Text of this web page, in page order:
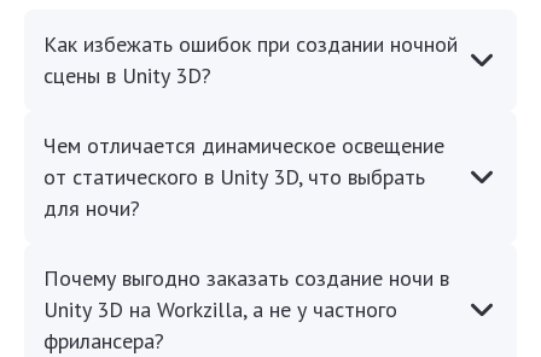
Как избежать ошибок при создании ночной
сцены в Unity 3D?
Чем отличается динамическое освещение
от статического в Unity 3D, что выбрать
для ночи?
Почему выгодно заказать создание ночи в
Unity 3D на Workzilla, а не у частного
фрилансера?